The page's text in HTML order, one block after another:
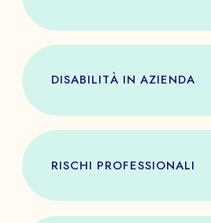
DISABILITÀ IN AZIENDA
RISCHI PROFESSIONALI